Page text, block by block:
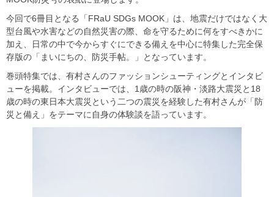
今回で6冊目となる「FRaU SDGs MOOK」は、地震だけではなく大
型台風や水害などの自然災害の際、命を守るために何をすべきかに
加え、日常の中で今からすぐにできる備えを中心に特集した完全保
存版の「まいにちの、防災手帖。」となっています。
巻頭特集では、有村さんのファッションシューティングとインタビ
ューを掲載。インタビューでは、1歳の時の阪神・淡路大震災と18
歳の時の東日本大震災という二つの震災を経験した有村さんが「防
災と備え」をテーマに自身の体験談を語っています。